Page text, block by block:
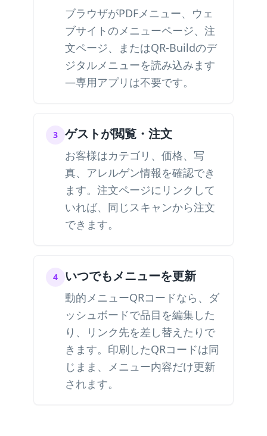
ブラウザがPDFメニュー、ウェ
ブサイトのメニューページ、注
文ページ、またはQR-Buildのデ
ジタルメニューを読み込みます
—専用アプリは不要です。
3 ゲストが閲覧・注文
お客様はカテゴリ、価格、写
真、アレルゲン情報を確認でき
ます。注文ページにリンクして
いれば、同じスキャンから注文
できます。
4 いつでもメニューを更新
動的メニューQRコードなら、ダ
ッシュボードで品目を編集した
り、リンク先を差し替えたりで
きます。印刷したQRコードは同
じまま、メニュー内容だけ更新
されます。